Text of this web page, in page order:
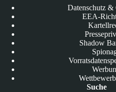
Datenschutz
EEA-
Shadow
Suche